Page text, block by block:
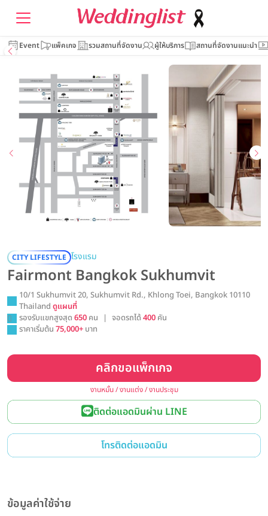
Event แพ็คเกจ รวมสถานที่จัดงาน ผู้ให้บริการ สถานที่จัดงานแนะนำ
CITY LIFESTYLE โรงแรม
Fairmont Bangkok Sukhumvit
10/1 Sukhumvit 20, Sukhumvit Rd., Khlong Toei, Bangkok 10110
Thailand ดูแผนที่
รองรับแขกสูงสุด 650 คน | จอดรถได้400 คัน
ราคาเริ่มต้น 75,000+ บาท
คลิกขอแพ็กเกจ
งานหมั้น / งานแต่ง / งานประชุม
ติดต่อแอดมินผ่าน LINE
โทรติดต่อแอดมิน
ข้อมูลค่าใช้จ่าย